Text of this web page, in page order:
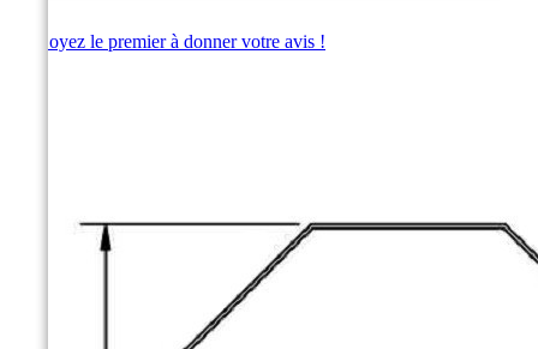
Soyez le premier à donner votre avis !